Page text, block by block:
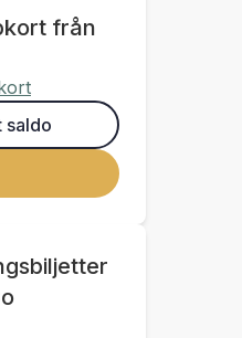
från
saldo